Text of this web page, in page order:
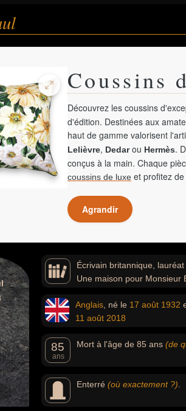
Coussins
Découvrez les coussins
d'édition. Destinées aux
haut de gamme valorisent
Lelièvre, Dedarou Hermès.
conçus à la main. Chaque
coussins de luxe et profitez
Agrandir
Écrivain britannique,
Une maison pour Monsieur
Anglais , né le 17 août 1932
11 août 2018
85
ans
Mort à l'âge de 85 ans (de
Enterré (où exactement ?)